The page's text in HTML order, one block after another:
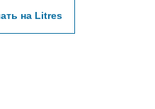
на Litres